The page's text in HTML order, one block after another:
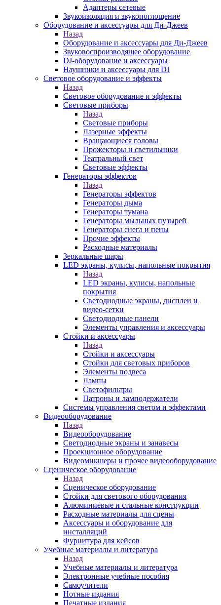
Адаптеры сетевые
Звукоизоляция и звукопоглощение
Оборудование и аксессуары для Ди-Джеев
Назад
Оборудование и аксессуары для Ди-Джеев
Звуковоспроизводящее оборудование
DJ-оборудование и аксессуары
Наушники и аксессуары для DJ
Световое оборудование и эффекты
Назад
Световое оборудование и эффекты
Световые приборы
Назад
Световые приборы
Лазерные эффекты
Вращающиеся головы
Прожекторы и светильники
Театральный свет
Световые эффекты
Генераторы эффектов
Назад
Генераторы эффектов
Генераторы дыма
Генераторы тумана
Генераторы мыльных пузырей
Генераторы снега и пены
Прочие эффекты
Расходные материалы
Зеркальные шары
LED экраны, кулисы, напольные покрытия
Назад
LED экраны, кулисы, напольные
покрытия
Светодиодные экраны, дисплеи и
видео-сетки
Светодиодные панели
Элементы управления и аксессуары
Стойки и аксессуары
Назад
Стойки и аксессуары
Стойки для световых приборов
Элементы подвеса
Лампы
Светофильтры
Патроны и ламподержатели
Системы управления светом и эффектами
Видеооборудование
Назад
Видеооборудование
Светодиодные экраны и занавесы
Проекционное оборудование
Видеомикшеры и прочее видеооборудование
Сценическое оборудование
Назад
Сценическое оборудование
Стойки для светового оборудования
Алюминиевые и стальные конструкции
Расходные материалы для сцены
Аксессуары и оборудование для
инсталляций
Фурнитура для кейсов
Учебные материалы и литература
Назад
Учебные материалы и литература
Электронные учебные пособия
Самоучители
Нотные издания
Печатные издания